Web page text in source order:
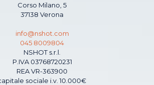
Corso Milano, 5
37138 Verona
info@nshot.com
045 8009804
NSHOT s.r.l.
P.IVA 03768720231
REA VR-363900
sociale i.v. 10.000€